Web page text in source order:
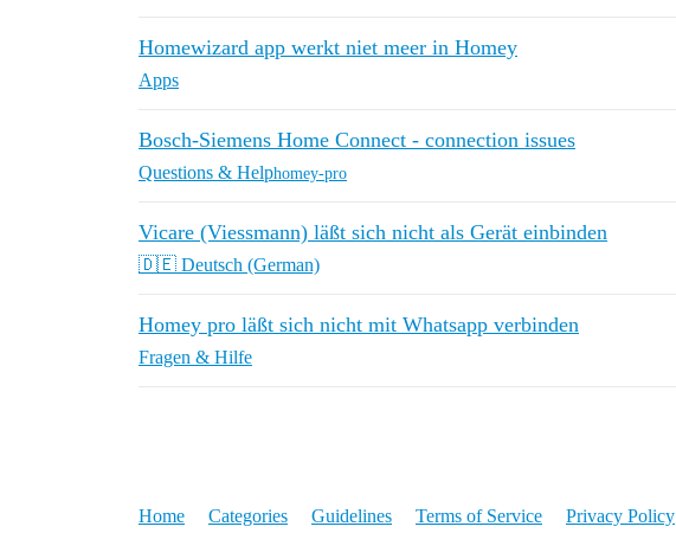
Homewizard app werkt niet meer in Homey
Apps
Bosch-Siemens Home Connect - connection issues
Questions & Helphomey-pro
Vicare (Viessmann) läßt sich nicht als Gerät einbinden
🇩🇪 Deutsch (German)
Homey pro läßt sich nicht mit Whatsapp verbinden
Fragen & Hilfe
Home Categories Guidelines Terms of Service Privacy Policy